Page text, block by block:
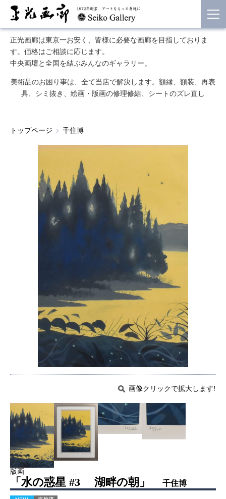
正光画廊は東京一お安く、皆様に必要な画廊を目指しておりま
す。価格はご相談に応じます。
中央画壇と全国を結ぶみんなのギャラリー。
美術品のお困り事は、全て当店で解決します。額縁、額装、再表
具、シミ抜き、絵画・版画の修理修繕、シートのズレ直し
トップページ 千住博
画像クリックで拡大します!
版画
「水の惑星 #3 湖畔の朝」 千住博